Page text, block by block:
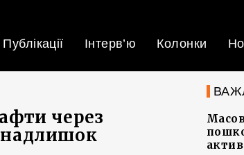
Публікації Інтерв’ю Колонки
через
надлишок